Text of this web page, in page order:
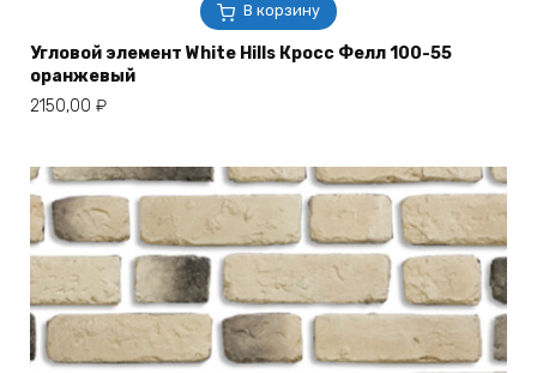
В корзину
Угловой элемент White Hills Кросс Фелл 100-55
оранжевый
2150,00 ₽